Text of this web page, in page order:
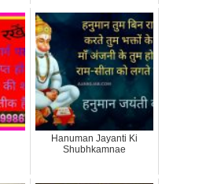
Hanuman Jayanti Ki
Shubhkamnae